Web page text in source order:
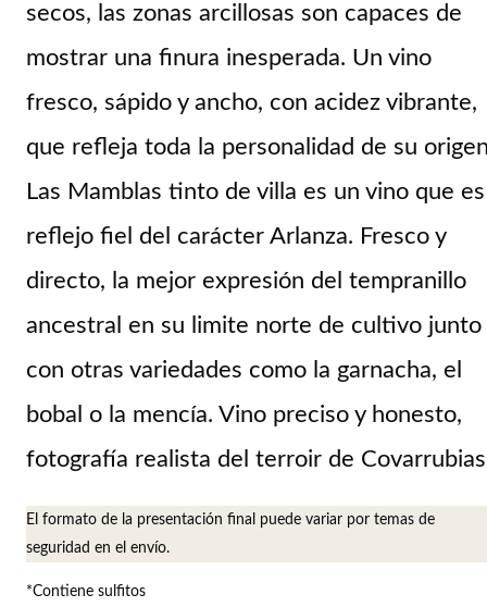
secos, las zonas arcillosas son capaces de
mostrar una finura inesperada. Un vino
fresco, sápido y ancho, con acidez vibrante,
que refleja toda la personalidad de su
Las Mamblas tinto de villa es un vino que es
reflejo fiel del carácter Arlanza. Fresco y
directo, la mejor expresión del tempranillo
ancestral en su limite norte de cultivo junto
con otras variedades como la garnacha, el
bobal o la mencía. Vino preciso y honesto,
fotografía realista del terroir de
El formato de la presentación final puede variar por temas de
seguridad en el envío.
*Contiene sulfitos